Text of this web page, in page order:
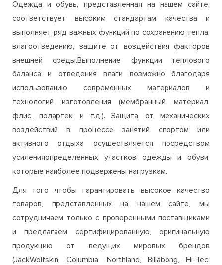
Одежда и обувь, представленная на нашем сайте,
соответствует высоким стандартам качества и
выполняет ряд важных функций по сохранению тепла,
влагоотведению, защите от воздействия факторов
внешней среды.Выполнение функции теплового
баланса и отведения влаги возможно благодаря
использованию современных материалов и
технологий изготовления (мембранный материал,
флис, полартек и т.д.). Защита от механических
воздействий в процессе занятий спортом или
активного отдыха осуществляется посредством
усиленияопределенных участков одежды и обуви,
которые наиболее подвержены нагрузкам.
Для того чтобы гарантировать высокое качество
товаров, представленных на нашем сайте, мы
сотрудничаем только с проверенными поставщиками
и предлагаем сертифицированную, оригинальную
продукцию от ведущих мировых брендов
(JackWolfskin, Columbia, Northland, Billabong, Hi-Tec,